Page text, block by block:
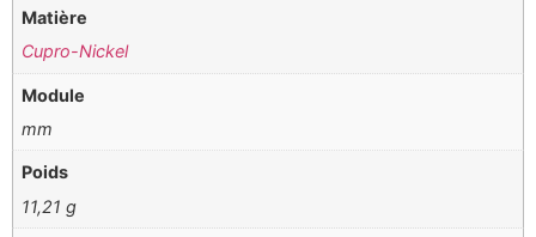
Matière
Cupro-Nickel
Module
mm
Poids
11,21 g